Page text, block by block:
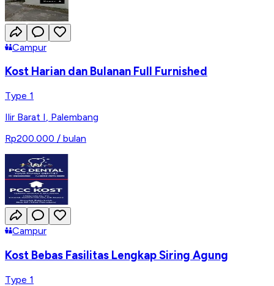
Campur
Kost Harian dan Bulanan Full Furnished
Type 1
Ilir Barat I, Palembang
Rp200.000 / bulan
Campur
Kost Bebas Fasilitas Lengkap Siring Agung
Type 1